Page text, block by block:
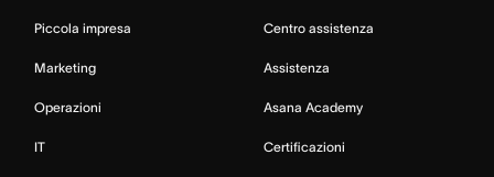
Piccola impresa
Marketing
Operazioni
IT
Centro assistenza
Assistenza
Asana Academy
Certificazioni